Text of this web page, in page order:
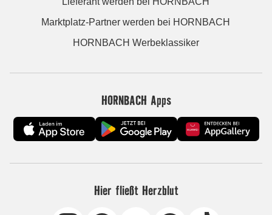
Marktplatz-Partner werden bei HORNBACH
HORNBACH Werbeklassiker
HORNBACH Apps
Hier fließt Herzblut